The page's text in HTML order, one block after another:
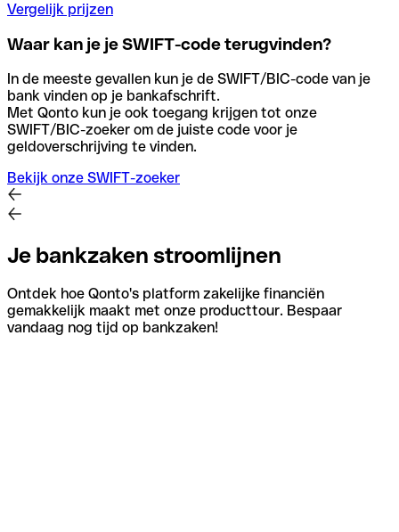
Vergelijk prijzen
Waar kan je je SWIFT-code terugvinden?
In de meeste gevallen kun je de SWIFT/BIC-code van je
bank vinden op je bankafschrift.
Met Qonto kun je ook toegang krijgen tot onze
SWIFT/BIC-zoeker om de juiste code voor je
geldoverschrijving te vinden.
Bekijk onze SWIFT-zoeker
Je bankzaken stroomlijnen
Ontdek hoe Qonto's platform zakelijke financiën
gemakkelijk maakt met onze producttour. Bespaar
vandaag nog tijd op bankzaken!